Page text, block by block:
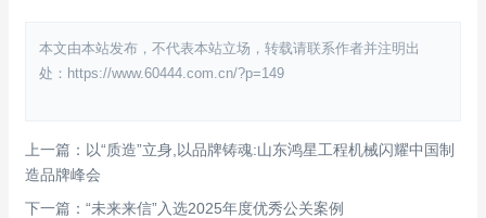
本文由本站发布，不代表本站立场，转载请联系作者并注明出
处：https://www.60444.com.cn/?p=149
上一篇：以“质造”立身,以品牌铸魂:山东鸿星工程机械闪耀中国制
造品牌峰会
下一篇：“未来来信”入选2025年度优秀公关案例